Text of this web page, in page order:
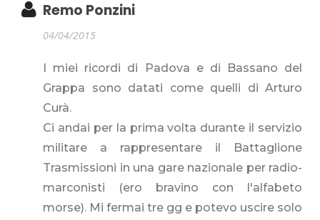
Remo Ponzini
04/04/2015
I miei ricordi di Padova e di Bassano del
Grappa sono datati come quelli di Arturo
Curà.
Ci andai per la prima volta durante il servizio
militare a rappresentare il Battaglione
Trasmissioni in una gare nazionale per radio-
marconisti (ero bravino con l'alfabeto
morse). Mi fermai tre gg e potevo uscire solo